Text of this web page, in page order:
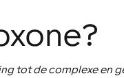
tot de complexe en